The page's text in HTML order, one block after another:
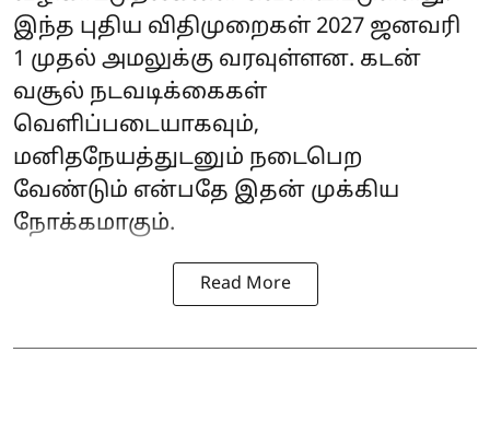
இந்த புதிய விதிமுறைகள் 2027 ஜனவரி
1 முதல் அமலுக்கு வரவுள்ளன. கடன்
வசூல் நடவடிக்கைகள்
வெளிப்படையாகவும்,
மனிதநேயத்துடனும் நடைபெற
வேண்டும் என்பதே இதன் முக்கிய
நோக்கமாகும்.
Read More